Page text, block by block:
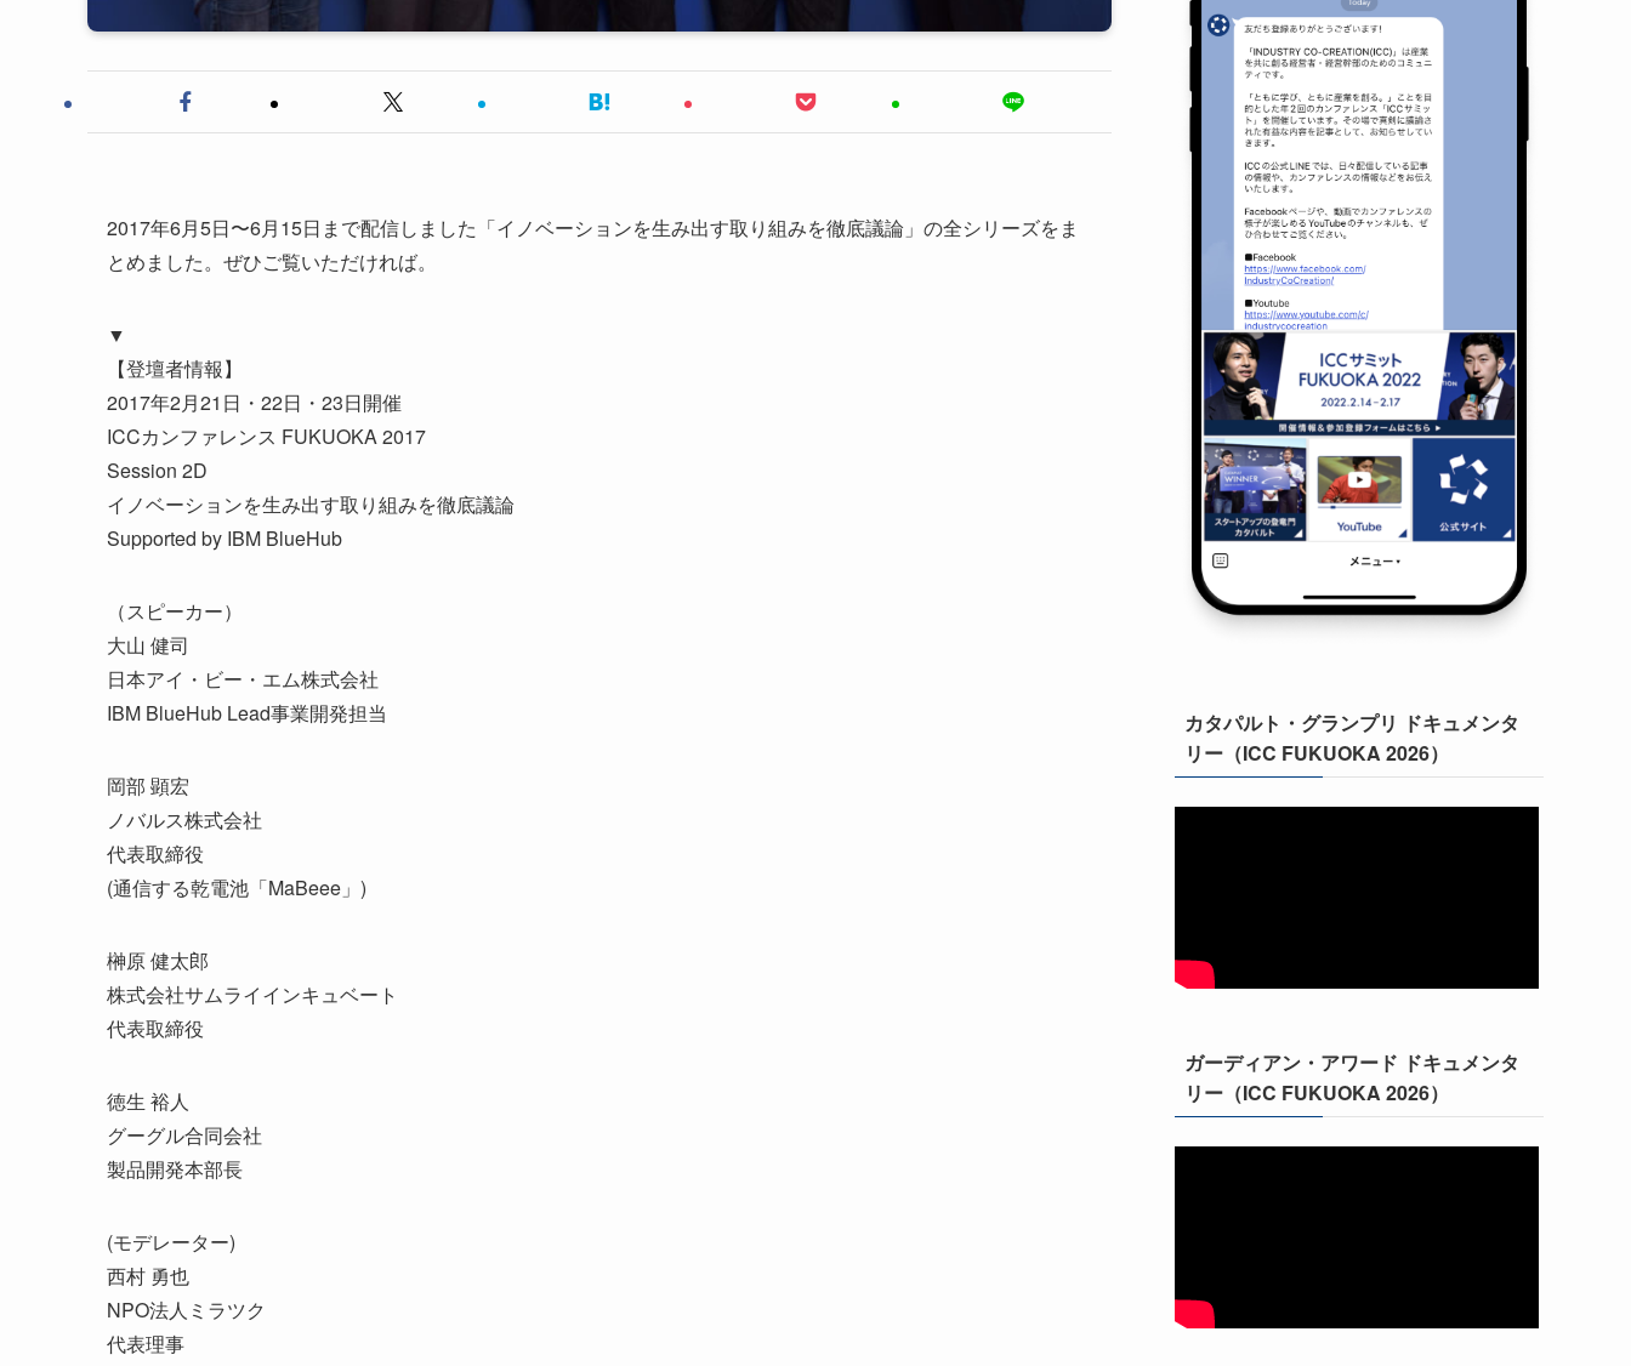
2017年6月5日〜6月15日まで配信しました「イノベーションを生み出す取り組みを徹底議論」の全シリーズをま
とめました。ぜひご覧いただければ。
▼
【登壇者情報】
2017年2月21日・22日・23日開催
ICCカンファレンス FUKUOKA 2017
Session 2D
イノベーションを生み出す取り組みを徹底議論
Supported by IBM BlueHub
（スピーカー）
大山 健司
日本アイ・ビー・エム株式会社
IBM BlueHub Lead事業開発担当
岡部 顕宏
ノバルス株式会社
代表取締役
(通信する乾電池「MaBeee」)
榊原 健太郎
株式会社サムライインキュベート
代表取締役
徳生 裕人
グーグル合同会社
製品開発本部長
(モデレーター)
西村 勇也
NPO法人ミラツク
代表理事
カタパルト・グランプリ ドキュメンタ
リー（ICC FUKUOKA 2026）
ガーディアン・アワード ドキュメンタ
リー（ICC FUKUOKA 2026）